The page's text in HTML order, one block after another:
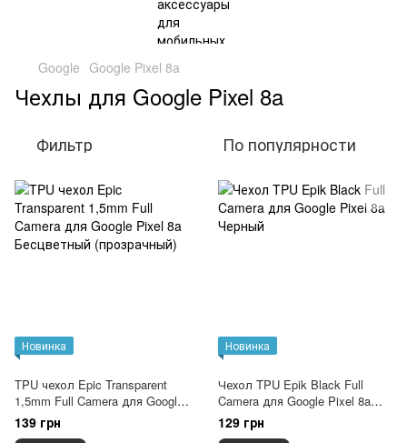
Google Google Pixel 8a
Чехлы для Google Pixel 8a
Фильтр По популярности
Новинка
TPU чехол Epic Transparent
1,5mm Full Camera для Google
Pixel 8a Бесцветный
(прозрачный)
139 грн
Новинка
Чехол TPU Epik Black Full
Camera для Google Pixel 8a
Черный
129 грн